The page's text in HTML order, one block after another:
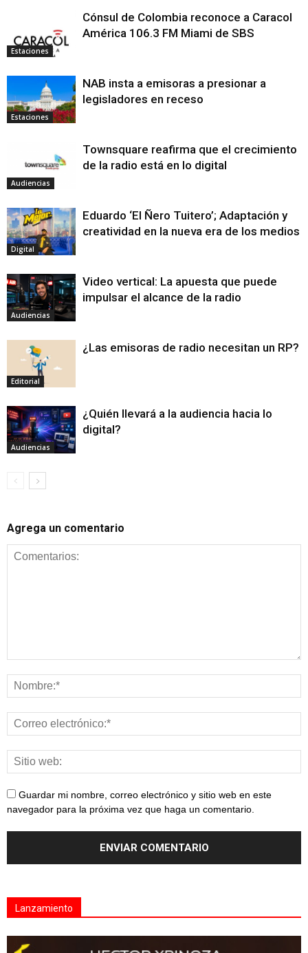
Estaciones
Cónsul de Colombia reconoce a Caracol
América 106.3 FM Miami de SBS
Estaciones
NAB insta a emisoras a presionar a
legisladores en receso
Audiencias
Townsquare reafirma que el crecimiento
de la radio está en lo digital
Digital
Eduardo ‘El Ñero Tuitero’; Adaptación y
creatividad en la nueva era de los medios
Audiencias
Video vertical: La apuesta que puede
impulsar el alcance de la radio
Editorial
¿Las emisoras de radio necesitan un RP?
Audiencias
¿Quién llevará a la audiencia hacia lo
digital?
Agrega un comentario
Guardar mi nombre, correo electrónico y sitio web en este
navegador para la próxima vez que haga un comentario.
Lanzamiento